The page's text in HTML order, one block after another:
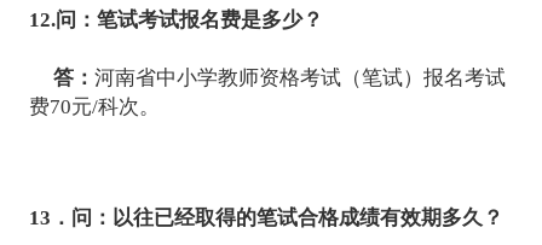
12.问：笔试考试报名费是多少？
答： 河南省中小学教师资格考试（笔试）报名考试
费70元/科次。
13．问：以往已经取得的笔试合格成绩有效期多久？